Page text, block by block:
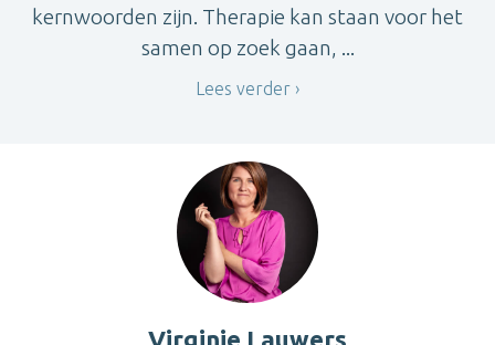
kernwoorden zijn. Therapie kan staan voor het
samen op zoek gaan, ...
Lees verder
Virginie Lauwers